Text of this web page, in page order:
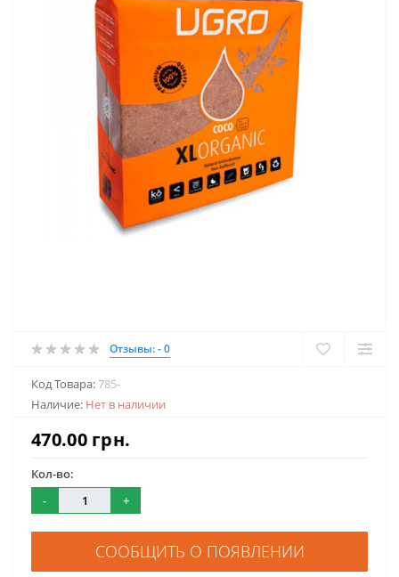
Отзывы: - 0
Код Товара:785-
Наличие: Нет в наличии
470.00 грн.
Кол-во:
-
+
СООБЩИТЬ О ПОЯВЛЕНИИ